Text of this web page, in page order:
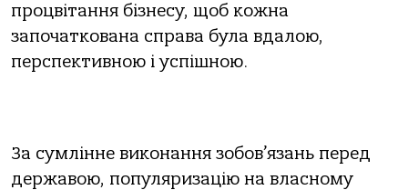
процвітання бізнесу, щоб кожна
започаткована справа була вдалою,
перспективною і успішною.
За сумлінне виконання зобов’язань перед
державою, популяризацію на власному